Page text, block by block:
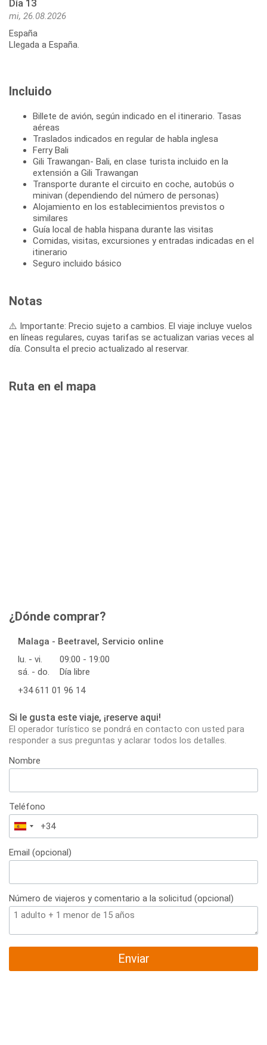
Día 13
mi, 26.08.2026
España
Llegada a España.
Incluido
Billete de avión, según indicado en el itinerario. Tasas
aéreas
Traslados indicados en regular de habla inglesa
Ferry Bali
Gili Trawangan- Bali, en clase turista incluido en la
extensión a Gili Trawangan
Transporte durante el circuito en coche, autobús o
minivan (dependiendo del número de personas)
Alojamiento en los establecimientos previstos o
similares
Guía local de habla hispana durante las visitas
Comidas, visitas, excursiones y entradas indicadas en el
itinerario
Seguro incluido básico
Notas
⚠️ Importante: Precio sujeto a cambios. El viaje incluye vuelos
en líneas regulares, cuyas tarifas se actualizan varias veces al
día. Consulta el precio actualizado al reservar.
Ruta en el mapa
¿Dónde comprar?
Malaga - Beetravel, Servicio online
lu. - vi.
09:00 - 19:00
sá. - do.
Día libre
+34 611 01 96 14
Si le gusta este viaje, ¡reserve aqui!
El operador turístico se pondrá en contacto con usted para
responder a sus preguntas y aclarar todos los detalles.
Nombre
Teléfono
España
+34
Email (opcional)
Número de viajeros y comentario a la solicitud (opcional)
Enviar